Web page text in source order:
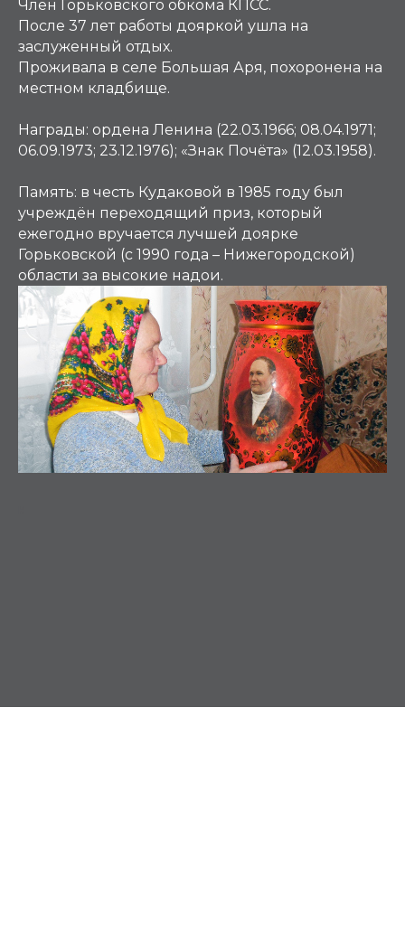
Член Горьковского обкома КПСС.
После 37 лет работы дояркой ушла на
заслуженный отдых.
Проживала в селе Большая Аря, похоронена на
местном кладбище.
Награды: ордена Ленина (22.03.1966; 08.04.1971;
06.09.1973; 23.12.1976); «Знак Почёта» (12.03.1958).
Память: в честь Кудаковой в 1985 году был
учреждён переходящий приз, который
ежегодно вручается лучшей доярке
Горьковской (с 1990 года – Нижегородской)
области за высокие надои.